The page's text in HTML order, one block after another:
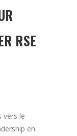
RSE
vers le
en